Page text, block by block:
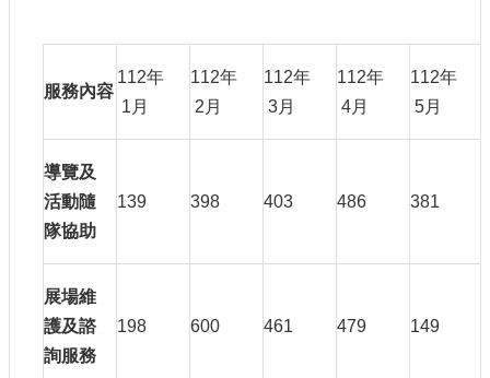
服務內容
112年
1月
112年
2月
112年
3月
112年
4月
112年
5月
導覽及
活動隨
隊協助
139 398 403 486 381
展場維
護及諮
詢服務
198 600 461 479 149